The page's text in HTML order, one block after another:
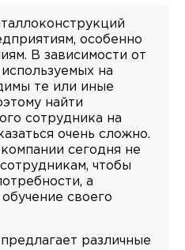
особенно
В зависимости от
на
те или иные
найти
сотрудника на
очень сложно.
сегодня не
чтобы
а
своего
различные